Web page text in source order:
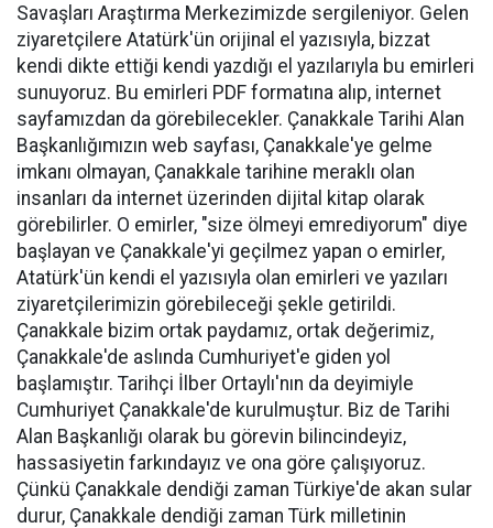
Savaşları Araştırma Merkezimizde sergileniyor. Gelen
ziyaretçilere Atatürk'ün orijinal el yazısıyla, bizzat
kendi dikte ettiği kendi yazdığı el yazılarıyla bu emirleri
sunuyoruz. Bu emirleri PDF formatına alıp, internet
sayfamızdan da görebilecekler. Çanakkale Tarihi Alan
Başkanlığımızın web sayfası, Çanakkale'ye gelme
imkanı olmayan, Çanakkale tarihine meraklı olan
insanları da internet üzerinden dijital kitap olarak
görebilirler. O emirler, "size ölmeyi emrediyorum" diye
başlayan ve Çanakkale'yi geçilmez yapan o emirler,
Atatürk'ün kendi el yazısıyla olan emirleri ve yazıları
ziyaretçilerimizin görebileceği şekle getirildi.
Çanakkale bizim ortak paydamız, ortak değerimiz,
Çanakkale'de aslında Cumhuriyet'e giden yol
başlamıştır. Tarihçi İlber Ortaylı'nın da deyimiyle
Cumhuriyet Çanakkale'de kurulmuştur. Biz de Tarihi
Alan Başkanlığı olarak bu görevin bilincindeyiz,
hassasiyetin farkındayız ve ona göre çalışıyoruz.
Çünkü Çanakkale dendiği zaman Türkiye'de akan sular
durur, Çanakkale dendiği zaman Türk milletinin